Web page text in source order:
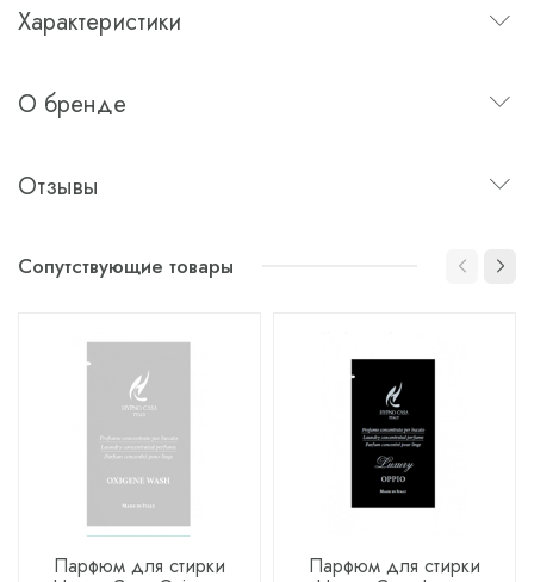
Характеристики
О бренде
Отзывы
Сопутствующие товары
Парфюм для стирки Парфюм для стирки